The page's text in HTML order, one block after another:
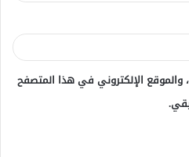
والموقع الإلكتروني في هذا المتصفح